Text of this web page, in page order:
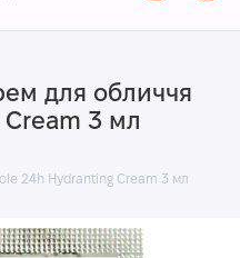
для обличчя
3 мл
24h Hydranting Cream 3 мл